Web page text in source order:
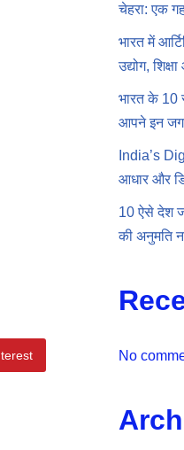
चेहरा: एक
भारत में
उद्योग,
भारत के 10
आपने इन
India’s
आधार और
10 ऐसे देश
की अनुमति
No